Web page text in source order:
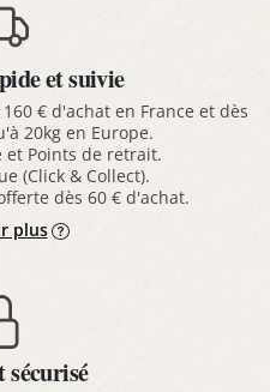
et suivie
€ d'achat en France et dès
20kg en Europe.
et Points de retrait.
(Click & Collect).
dès 60 € d'achat.
plus
sécurisé